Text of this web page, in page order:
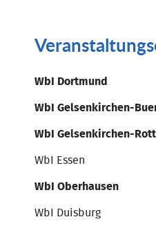
WbI Dortmund
WbI Gelsenkirchen-
WbI Gelsenkirchen-
WbI Essen
WbI Oberhausen
WbI Duisburg